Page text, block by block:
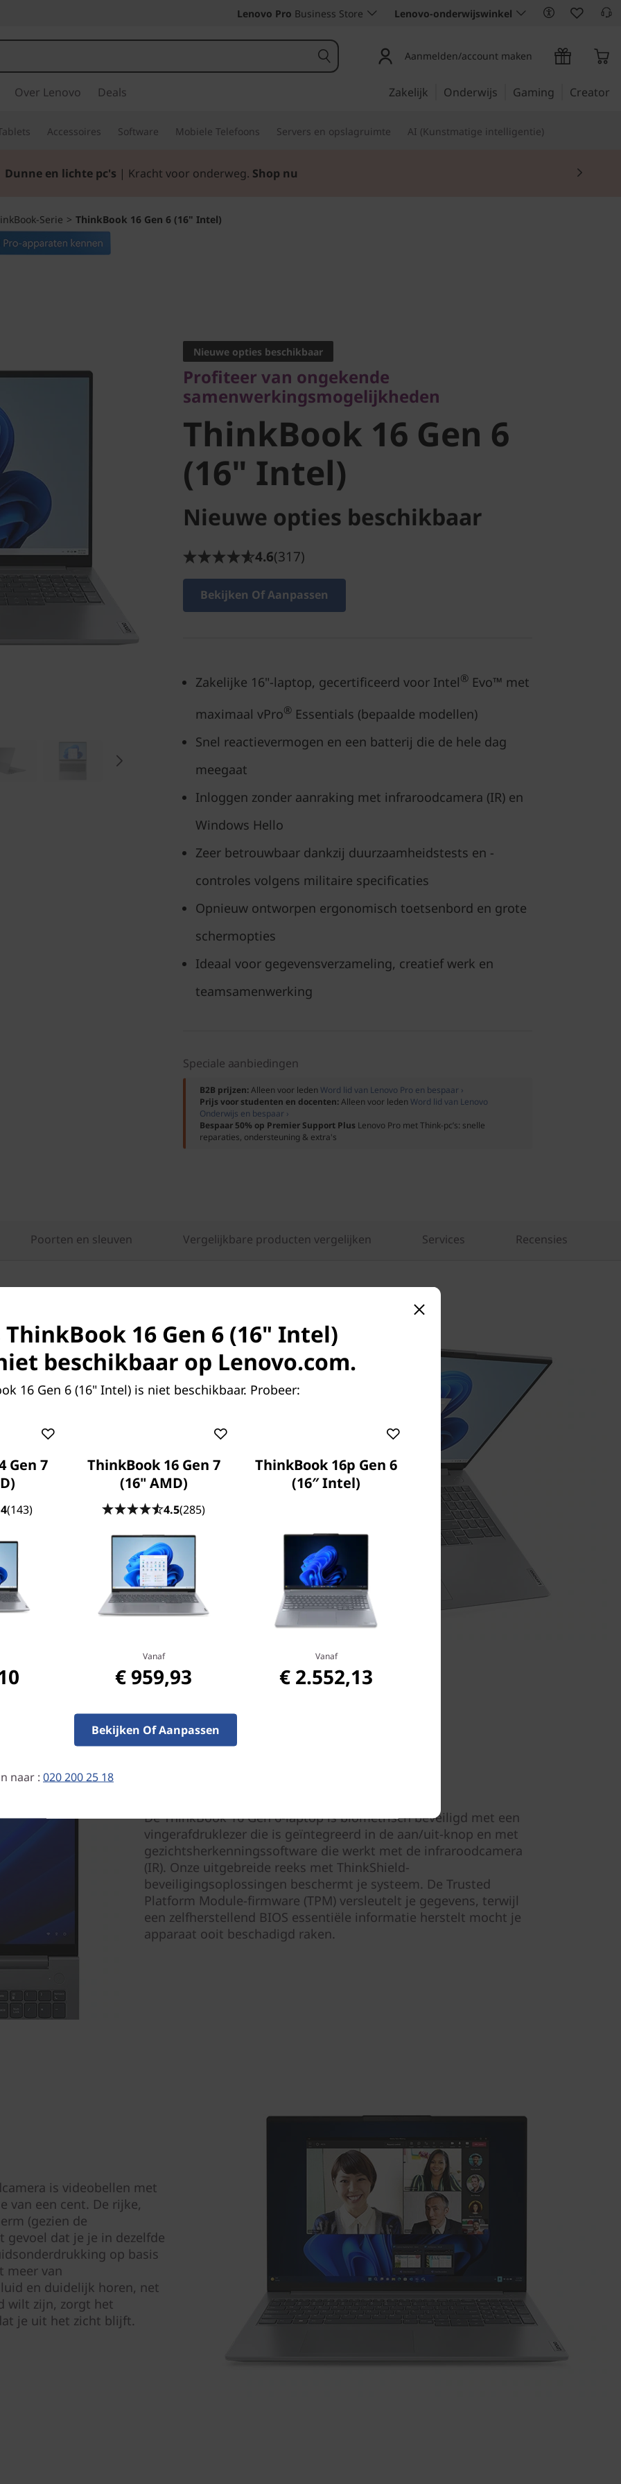
Lenovo Pro Business Store Lenovo-onderwijswinkel
Aanmelden/account maken
Over Lenovo Deals Zakelijk Onderwijs Gaming Creator
Accessoires Software Mobiele Telefoons Servers en opslagruimte AI (Kunstmatige intelligentie)
Dunne en lichte pc's | Kracht voor onderweg. Shop nu
Serie > ThinkBook 16 Gen 6 (16" Intel)
samenwerkingsmogelijkheden
ThinkBook 16 Gen 6
(16" Intel)
Nieuwe opties beschikbaar
Profiteer van ongekende
samenwerkingsmogelijkheden
ThinkBook 16 Gen 6
(16" Intel)
Nieuwe opties beschikbaar
4.6(317)
Bekijken Of Aanpassen
Zakelijke 16"-laptop, gecertificeerd voor Intel® Evo™ met
maximaal vPro® Essentials (bepaalde modellen)
Snel reactievermogen en een batterij die de hele dag
meegaat
Inloggen zonder aanraking met infraroodcamera (IR) en
Windows Hello
Zeer betrouwbaar dankzij duurzaamheidstests en -
controles volgens militaire specificaties
Opnieuw ontworpen ergonomisch toetsenbord en grote
schermopties
Ideaal voor gegevensverzameling, creatief werk en
teamsamenwerking
Speciale aanbiedingen
B2B prijzen:Alleen voor leden Word lid van Lenovo Pro en bespaar ›
Prijs voor studenten en docenten:Alleen voor leden Word lid van Lenovo
Onderwijs en bespaar ›
Bespaar 50% op Premier Support Plus Lenovo Pro met Think-pc’s: snelle
reparaties, ondersteuning & extra's
Poorten en sleuven Vergelijkbare producten vergelijken Services Recensies
productiviteit verbetert?
een ultramoderne
Intel® Core™-processor
van het geavanceerde
verandert dit
De grote
staat garant
en betere prestaties.
beveiliging en
enorm verbeteren.
De ThinkBook 16 Gen 6-laptop is biometrisch beveiligd met een
vingerafdruklezer die is geïntegreerd in de aan/uit-knop en met
gezichtsherkenningssoftware die werkt met de infraroodcamera
(IR). Onze uitgebreide reeks met ThinkShield-
beveiligingsoplossingen beschermt je systeem. De Trusted
Platform Module-firmware (TPM) versleutelt je gegevens, terwijl
een zelfherstellend BIOS essentiële informatie herstelt mocht je
apparaat ooit beschadigd raken.
is videobellen met
van een cent. De rijke,
(gezien de
gevoel dat je je in dezelfde
op basis
meer van
en duidelijk horen, net
wilt zijn, zorgt het
je uit het zicht blijft.
ThinkBook 16 Gen 6 (16" Intel)
beschikbaar op Lenovo.com.
16 Gen 6 (16" Intel) is niet beschikbaar. Probeer:
Gen 7
(143)
ThinkBook 16 Gen 7
(16" AMD)
4.5(285)
Vanaf
€ 959,93
ThinkBook 16p Gen 6
(16″ Intel)
Vanaf
€ 2.552,13
Bekijken Of Aanpassen
naar : 020 200 25 18